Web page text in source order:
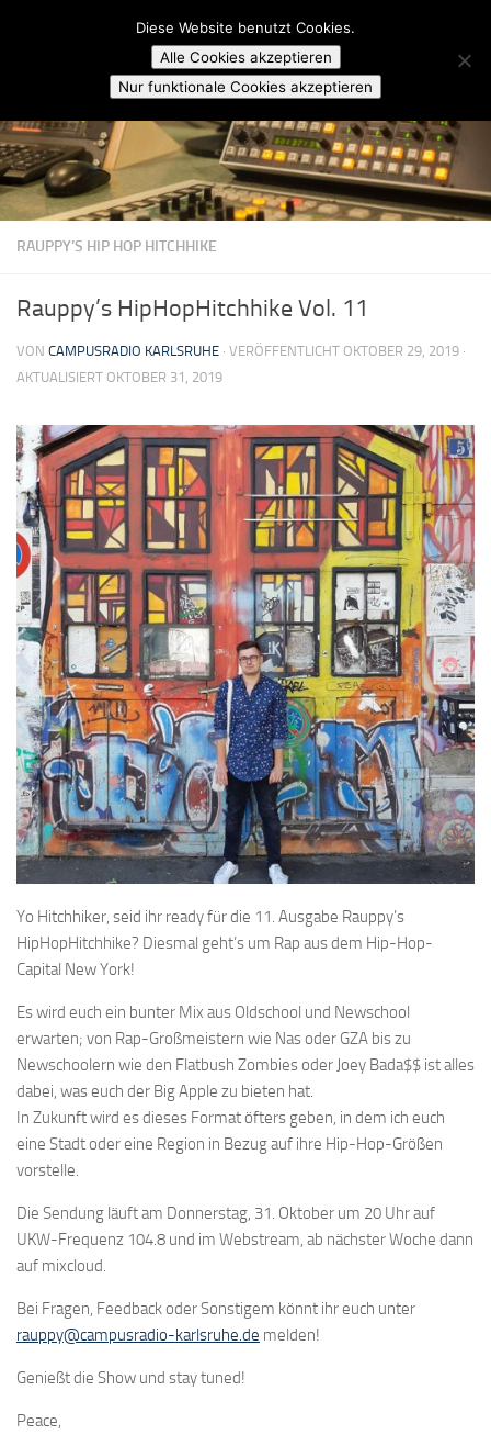
Skip to content
Campusradio Karlsruhe
RAUPPY’S HIP HOP HITCHHIKE
Rauppy’s HipHopHitchhike Vol. 11
VON CAMPUSRADIO KARLSRUHE · VERÖFFENTLICHT OKTOBER 29, 2019 ·
AKTUALISIERT OKTOBER 31, 2019
Yo Hitchhiker, seid ihr ready für die 11. Ausgabe Rauppy’s
HipHopHitchhike? Diesmal geht’s um Rap aus dem Hip-Hop-
Capital New York!
Es wird euch ein bunter Mix aus Oldschool und Newschool
erwarten; von Rap-Großmeistern wie Nas oder GZA bis zu
Newschoolern wie den Flatbush Zombies oder Joey Bada$$ ist alles
dabei, was euch der Big Apple zu bieten hat.
In Zukunft wird es dieses Format öfters geben, in dem ich euch
eine Stadt oder eine Region in Bezug auf ihre Hip-Hop-Größen
vorstelle.
Die Sendung läuft am Donnerstag, 31. Oktober um 20 Uhr auf
UKW-Frequenz 104.8 und im Webstream, ab nächster Woche dann
auf mixcloud.
Bei Fragen, Feedback oder Sonstigem könnt ihr euch unter
rauppy@campusradio-karlsruhe.de melden!
Genießt die Show und stay tuned!
Peace,
Diese Website benutzt Cookies.
Alle Cookies akzeptieren
Nur funktionale Cookies akzeptieren